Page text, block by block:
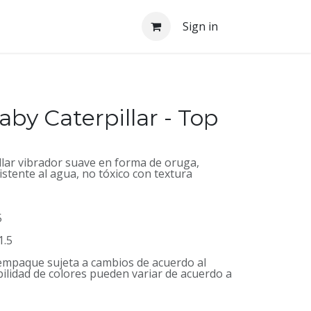
Sign in
Caterpillar - Top
vibrador suave en forma de oruga,
al agua, no tóxico con textura
sujeta a cambios de acuerdo al
de colores pueden variar de acuerdo a